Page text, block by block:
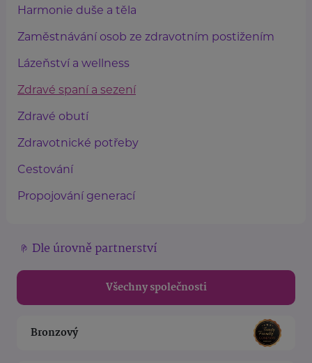
Harmonie duše a těla
Zaměstnávání osob ze zdravotním postižením
Lázeňství a wellness
Zdravé spaní a sezení
Zdravé obutí
Zdravotnické potřeby
Cestování
Propojování generací
Dle úrovně partnerství
Všechny společnosti
Bronzový